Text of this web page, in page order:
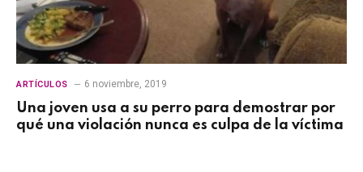
ARTÍCULOS 6 noviembre, 2019
Una joven usa a su perro para demostrar por
qué una violación nunca es culpa de la víctima